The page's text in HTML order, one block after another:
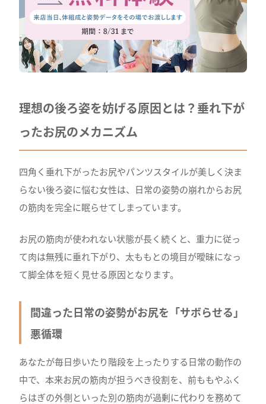
理想の後ろ姿を妨げる原因とは？垂れ下が
ったお尻のメカニズム
四角く垂れ下がったお尻やパンツスタイルが美しく決ま
らない後ろ姿に悩む女性は、日常の姿勢の崩れからお尻
の筋肉を完全に眠らせてしまっています。
お尻の筋肉が使われない状態が長く続くと、重力に従っ
て肉は無残に垂れ下がり、太ももとの境目が曖昧になっ
て脚全体を短く見せる原因となります。
間違った日常の姿勢がお尻を「サボらせる」
悪循環
あなたが毎日歩いたり階段を上ったりする日常の動作の
中で、本来お尻の筋肉が担うべき役割を、前ももやふく
らはぎの外側といった別の筋肉が過剰に代わりを務めて